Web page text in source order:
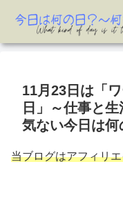
11月23日は「
日」～仕事と
気ない今日は何
当ブログはアフィリ